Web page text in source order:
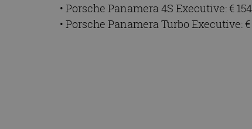
• Porsche Panamera 4S Executive: €
• Porsche Panamera Turbo Executive: